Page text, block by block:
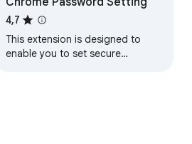
4,7
This extension is designed to
enable you to set secure